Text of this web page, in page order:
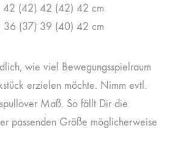
42 (42) 42 (42) 42 cm
36 (37) 39 (40) 42 cm
wie viel Bewegungsspielraum
erzielen möchte. Nimm evtl.
Maß. So fällt Dir die
passenden Größe möglicherweise